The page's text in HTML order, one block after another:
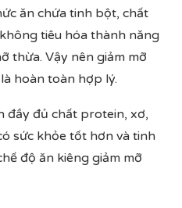
ăn chứa tinh bột, chất
tiêu hóa thành năng
thừa. Vậy nên giảm mỡ
hoàn toàn hợp lý.
đầy đủ chất protein, xơ,
sức khỏe tốt hơn và tinh
độ ăn kiêng giảm mỡ